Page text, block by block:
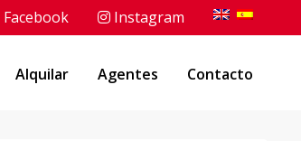
Facebook Instagram
Alquilar Agentes Contacto